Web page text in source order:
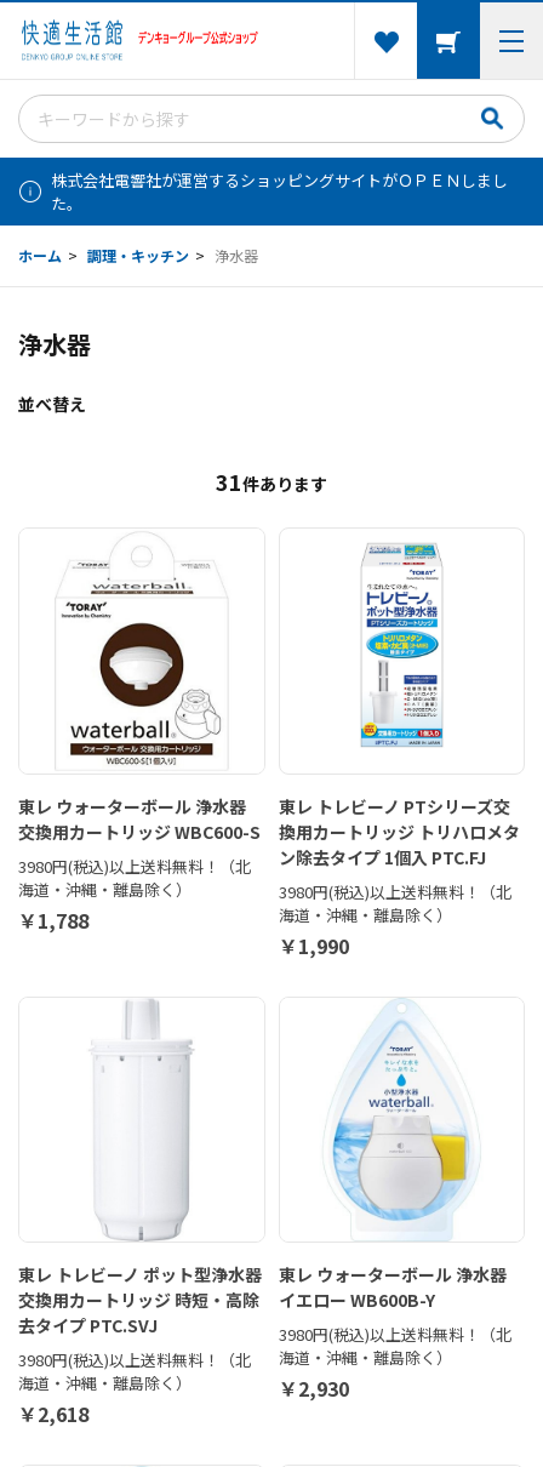
株式会社電響社が運営するショッピングサイトがＯＰＥＮしまし
た。
ホーム > 調理・キッチン > 浄水器
浄水器
並べ替え
31件あります
東レ ウォーターボール 浄水器
交換用カートリッジ WBC600-S
3980円(税込)以上送料無料！（北
海道・沖縄・離島除く）
￥1,788
東レ トレビーノ PTシリーズ交
換用カートリッジ トリハロメタ
ン除去タイプ 1個入 PTC.FJ
3980円(税込)以上送料無料！（北
海道・沖縄・離島除く）
￥1,990
東レ トレビーノ ポット型浄水器
交換用カートリッジ 時短・高除
去タイプ PTC.SVJ
3980円(税込)以上送料無料！（北
海道・沖縄・離島除く）
￥2,618
東レ ウォーターボール 浄水器
イエロー WB600B-Y
3980円(税込)以上送料無料！（北
海道・沖縄・離島除く）
￥2,930